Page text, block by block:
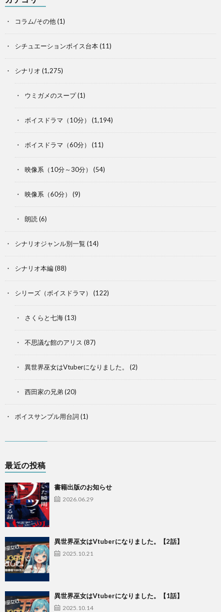
コラム/その他(1)
シチュエーションボイス台本(11)
シナリオ (1,275)
ウミガメのスープ(1)
ボイスドラマ（10分） (1,194)
ボイスドラマ（60分） (11)
映像系（10分～30分） (54)
映像系（60分） (9)
朗読 (6)
シナリオジャンル別一覧 (14)
シナリオ本編(88)
シリーズ（ボイスドラマ） (122)
さくらと七海(13)
不思議な館のアリス (87)
異世界巫女はVtuberになりました。 (2)
西田家の兄弟(20)
ボイスサンプル用台詞 (1)
最近の投稿
書籍出版のお知らせ
2026.06.29
異世界巫女はVtuberになりました。【2話】
2025.10.21
異世界巫女はVtuberになりました。【1話】
2025.10.14